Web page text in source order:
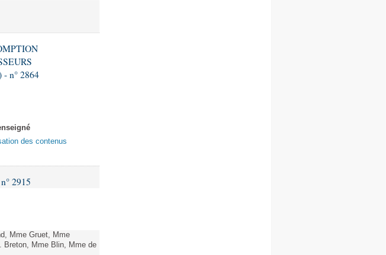
- n° 2864
des contenus
2915
Mme Gruet, Mme
Breton, Mme Blin, Mme de